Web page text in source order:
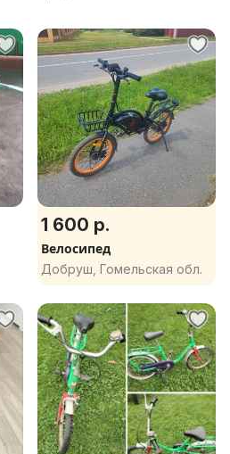
1 600 р.
Велосипед
Добруш, Гомельская обл.